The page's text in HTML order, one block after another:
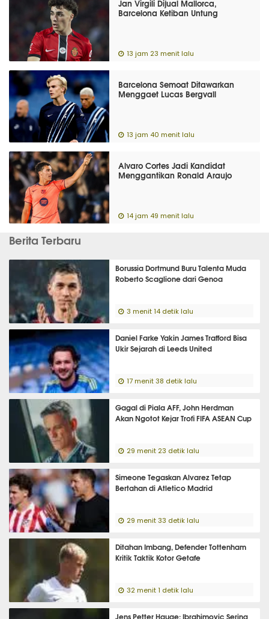
Jan Virgili Dijual Mallorca,
Barcelona Ketiban Untung
13 jam 23 menit lalu
Barcelona Semoat Ditawarkan
Menggaet Lucas Bergvall
13 jam 40 menit lalu
Alvaro Cortes Jadi Kandidat
Menggantikan Ronald Araujo
14 jam 49 menit lalu
Berita Terbaru
Borussia Dortmund Buru Talenta Muda
Roberto Scaglione dari Genoa
3 menit 14 detik lalu
Daniel Farke Yakin James Trafford Bisa
Ukir Sejarah di Leeds United
17 menit 38 detik lalu
Gagal di Piala AFF, John Herdman
Akan Ngotot Kejar Trofi FIFA ASEAN Cup
29 menit 23 detik lalu
Simeone Tegaskan Alvarez Tetap
Bertahan di Atletico Madrid
29 menit 33 detik lalu
Ditahan Imbang, Defender Tottenham
Kritik Taktik Kotor Getafe
32 menit 1 detik lalu
Jens Petter Hauge: Ibrahimovic Sering